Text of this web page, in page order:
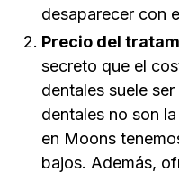
desaparecer con
Precio del
secreto que el
dentales suele
dentales no son
en Moons
bajos. Además,